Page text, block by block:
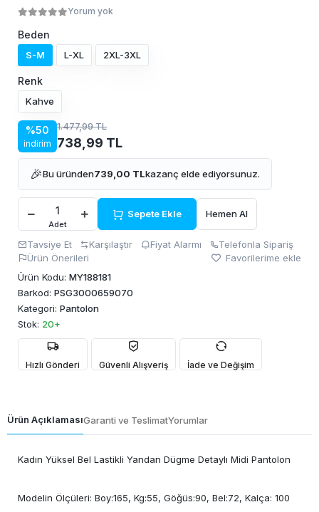
Yorum yok
Beden
S-M L-XL 2XL-3XL
Renk
Kahve
%50
indirim
1.477,99 TL
738,99 TL
🎉Bu üründen739,00 TLkazanç elde ediyorsunuz.
Adet
Sepete Ekle Hemen Al
Tavsiye Et Karşılaştır Fiyat Alarmı
Telefonla Sipariş
Ürün Önerileri
Favorilerime ekle
Ürün Kodu: MY188181
Barkod: PSG3000659070
Kategori: Pantolon
Stok: 20+
Hızlı Gönderi Güvenli Alışveriş İade ve Değişim
Ürün AçıklamasıGaranti ve TeslimatYorumlar
Kadın Yüksel Bel Lastikli Yandan Dügme Detaylı Midi Pantolon
Modelin Ölçüleri: Boy:165, Kg:55, Göğüs:90, Bel:72, Kalça: 100